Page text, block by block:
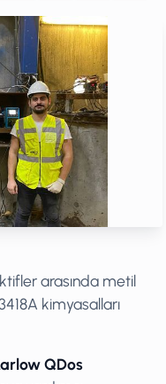
arasında metil
kimyasalları
QDos